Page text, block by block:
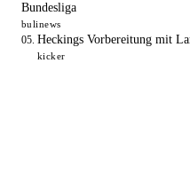
Bundesliga
bulinews
Heckings Vorbereitung mit
kicker